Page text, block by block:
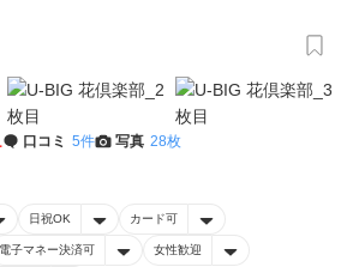
口コミ 5件 写真 28枚
日祝OK カード可
電子マネー決済可 女性歓迎